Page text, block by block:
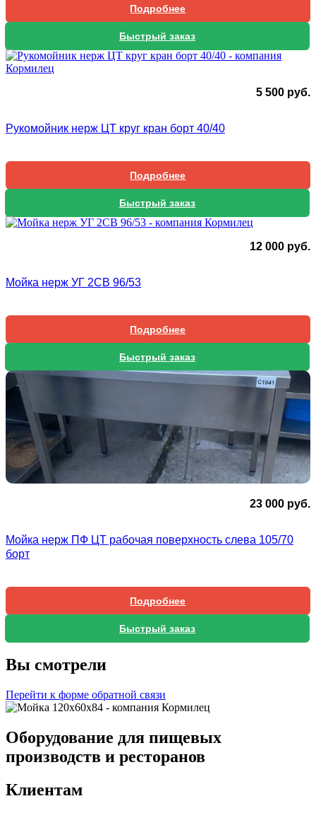
Подробнее
Быстрый заказ
5 500 руб.
Рукомойник нерж ЦТ круг кран борт 40/40
Подробнее
Быстрый заказ
12 000 руб.
Мойка нерж УГ 2СВ 96/53
Подробнее
Быстрый заказ
23 000 руб.
Мойка нерж ПФ ЦТ рабочая поверхность слева 105/70
борт
Подробнее
Быстрый заказ
Вы смотрели
Перейти к форме обратной связи
Оборудование для пищевых
производств и ресторанов
Клиентам